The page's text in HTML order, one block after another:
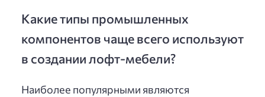
Какие типы промышленных
компонентов чаще всего используют
в создании лофт-мебели?
Наиболее популярными являются